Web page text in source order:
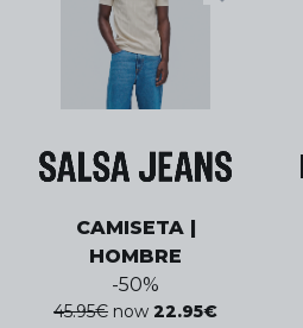
CAMISETA |
HOMBRE
-50%
45.95€ now 22.95€